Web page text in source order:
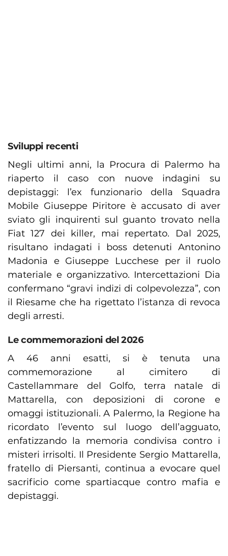
Sviluppi recenti
Negli ultimi anni, la Procura di Palermo ha
riaperto il caso con nuove indagini su
depistaggi: l’ex funzionario della Squadra
Mobile Giuseppe Piritore è accusato di aver
sviato gli inquirenti sul guanto trovato nella
Fiat 127 dei killer, mai repertato. Dal 2025,
risultano indagati i boss detenuti Antonino
Madonia e Giuseppe Lucchese per il ruolo
materiale e organizzativo. Intercettazioni Dia
confermano “gravi indizi di colpevolezza”, con
il Riesame che ha rigettato l’istanza di revoca
degli arresti.
Le commemorazioni del 2026
A 46 anni esatti, si è tenuta una
commemorazione al cimitero di
Castellammare del Golfo, terra natale di
Mattarella, con deposizioni di corone e
omaggi istituzionali. A Palermo, la Regione ha
ricordato l’evento sul luogo dell’agguato,
enfatizzando la memoria condivisa contro i
misteri irrisolti. Il Presidente Sergio Mattarella,
fratello di Piersanti, continua a evocare quel
sacrificio come spartiacque contro mafia e
depistaggi.